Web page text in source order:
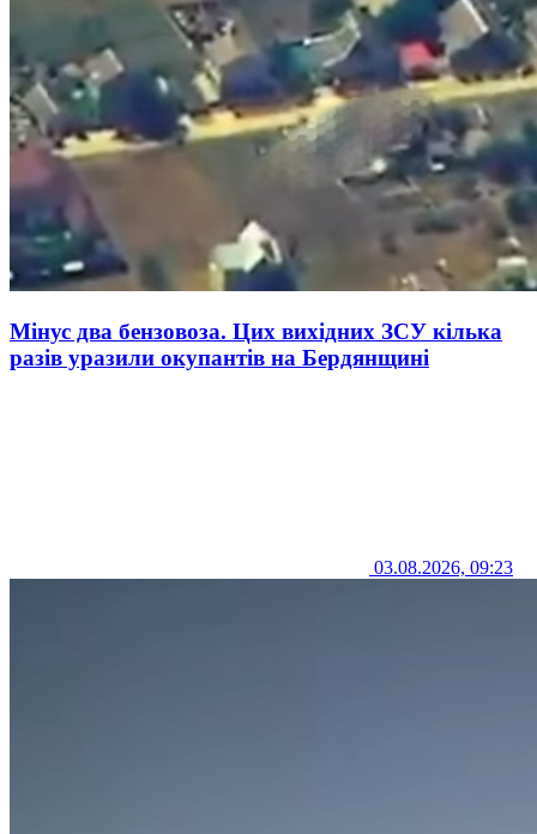
Мінус два бензовоза. Цих вихідних ЗСУ кілька
разів уразили окупантів на Бердянщині
03.08.2026, 09:23